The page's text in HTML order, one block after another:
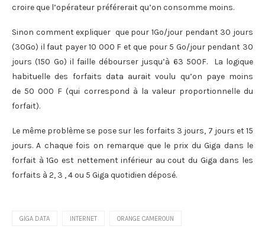
croire que l’opérateur préférerait qu’on consomme moins.
Sinon comment expliquer que pour 1Go/jour pendant 30 jours
(30Go) il faut payer 10 000 F et que pour 5 Go/jour pendant 30
jours (150 Go) il faille débourser jusqu’à 63 500F. La logique
habituelle des forfaits data aurait voulu qu’on paye moins
de 50 000 F (qui correspond à la valeur proportionnelle du
forfait).
Le même problème se pose sur les forfaits 3 jours, 7 jours et 15
jours. A chaque fois on remarque que le prix du Giga dans le
forfait à 1Go est nettement inférieur au cout du Giga dans les
forfaits à 2, 3 , 4 ou 5 Giga quotidien déposé.
GIGA DATA INTERNET ORANGE CAMEROUN